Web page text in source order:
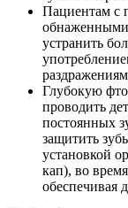
Пациентам с
устранить
Глубокую
проводить
постоянных
защитить
установкой
кап), во
обеспечивая